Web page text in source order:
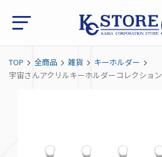
TOP 全商品 雑貨
キーホルダー
宇宙さんアクリルキーホルダーコレクション